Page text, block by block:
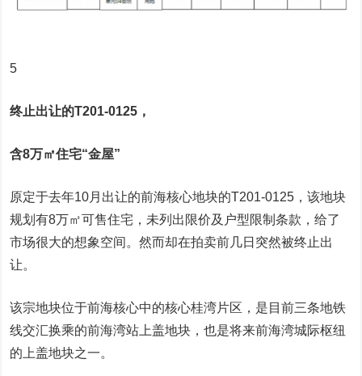
5
终止出让的T201-0125，
含8万㎡住宅“金屋”
原定于去年10月出让的前海核心地块的T201-0125，该地块
规划有8万㎡可售住宅，未列出限价及户型限制条款，给了
市场很大的想象空间。然而却在拍卖前几日突然被终止出
让。
该宗地块位于前海核心中的核心桂湾片区，是目前三条地铁
线交汇换乘的前海湾站上盖地块，也是将来前海湾城际枢纽
的上盖地块之一。